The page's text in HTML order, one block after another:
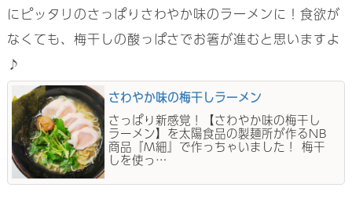
にピッタリのさっぱりさわやか味のラーメンに！食欲が
なくても、梅干しの酸っぱさでお箸が進むと思いますよ
♪
さわやか味の梅干しラーメン
さっぱり新感覚！【さわやか味の梅干し
ラーメン】を太陽食品の製麺所が作るNB
商品『M細』で作っちゃいました！ 梅干
しを使っ…